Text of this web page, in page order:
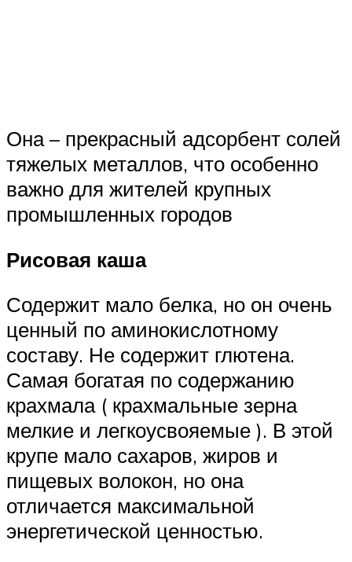
Она – прекрасный адсорбент солей
тяжелых металлов, что особенно
важно для жителей крупных
промышленных городов
Рисовая каша
Содержит мало белка, но он очень
ценный по аминокислотному
составу. Не содержит глютена.
Самая богатая по содержанию
крахмала ( крахмальные зерна
мелкие и легкоусвояемые ). В этой
крупе мало сахаров, жиров и
пищевых волокон, но она
отличается максимальной
энергетической ценностью.